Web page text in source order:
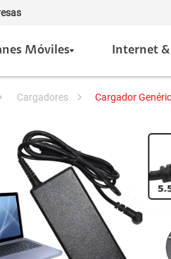
Móviles Internet &
cargadores Cargador